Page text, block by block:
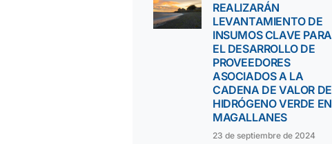
REALIZARÁN
LEVANTAMIENTO DE
INSUMOS CLAVE PARA
EL DESARROLLO DE
PROVEEDORES
ASOCIADOS A LA
CADENA DE VALOR DE
HIDRÓGENO VERDE EN
MAGALLANES
23 de septiembre de 2024